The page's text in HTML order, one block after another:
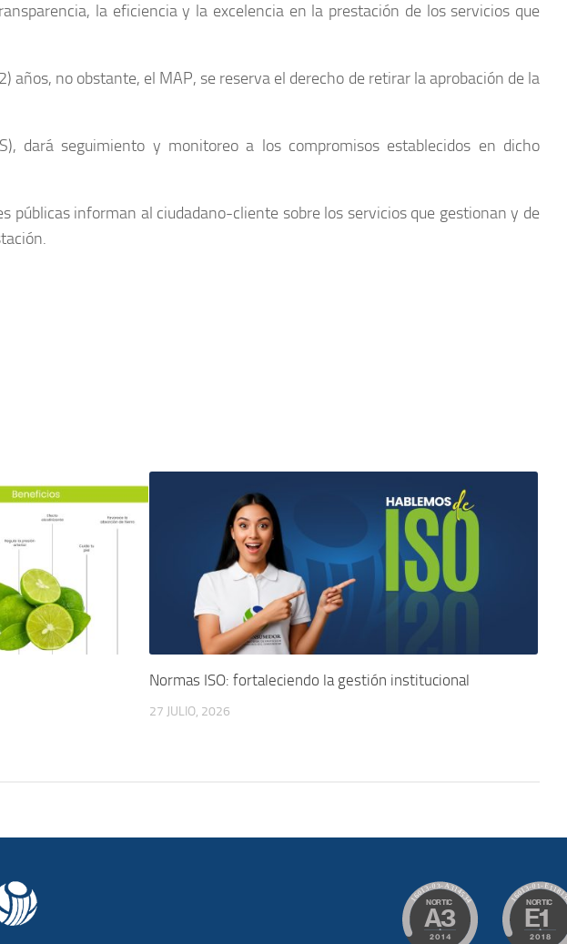
la eficiencia y la excelencia en la prestación de los servicios que
no obstante, el MAP, se reserva el derecho de retirar la aprobación de la
dará seguimiento y monitoreo a los compromisos establecidos en dicho
públicas informan al ciudadano-cliente sobre los servicios que gestionan y de
Normas ISO: fortaleciendo la gestión institucional
27 JULIO, 2026